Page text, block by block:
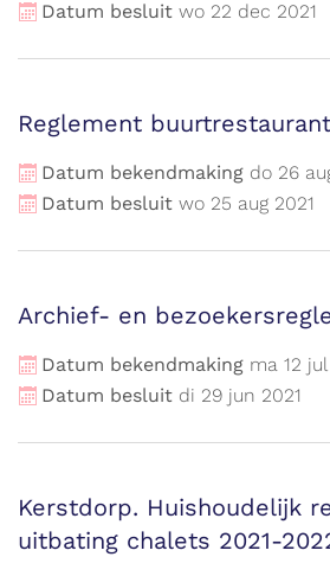
Datum besluit wo 22 dec 2021
Reglement
Datum bekendmaking do 26
Datum besluit wo 25 aug 2021
Archief- en
Datum bekendmaking ma 12 jul
Datum besluit di 29 jun 2021
Kerstdorp. Huishoudelijk
uitbating chalets 2021-